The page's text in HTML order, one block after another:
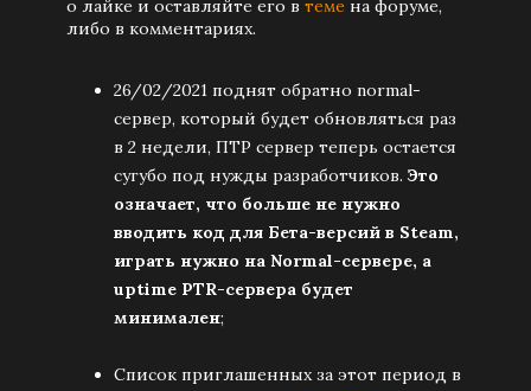
о лайке и оставляйте его в теме на форуме,
либо в комментариях.
26/02/2021 поднят обратно normal-
сервер, который будет обновляться раз
в 2 недели, ПТР сервер теперь остается
сугубо под нужды разработчиков. Это
означает, что больше не нужно
вводить код для Бета-версий в Steam,
играть нужно на Normal-сервере, а
uptime PTR-сервера будет
минимален;
Список приглашенных за этот период в